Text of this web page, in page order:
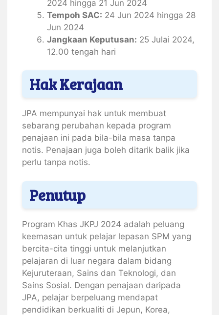
2024 hingga 21 Jun 2024
Tempoh SAC: 24 Jun 2024 hingga 28
Jun 2024
Jangkaan Keputusan: 25 Julai 2024,
12.00 tengah hari
Hak Kerajaan
JPA mempunyai hak untuk membuat
sebarang perubahan kepada program
penajaan ini pada bila-bila masa tanpa
notis. Penajaan juga boleh ditarik balik jika
perlu tanpa notis.
Penutup
Program Khas JKPJ 2024 adalah peluang
keemasan untuk pelajar lepasan SPM yang
bercita-cita tinggi untuk melanjutkan
pelajaran di luar negara dalam bidang
Kejuruteraan, Sains dan Teknologi, dan
Sains Sosial. Dengan penajaan daripada
JPA, pelajar berpeluang mendapat
pendidikan berkualiti di Jepun, Korea,